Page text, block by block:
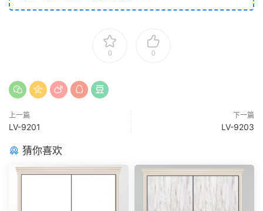
0 0
上一篇
LV-9201
下一篇
LV-9203
猜你喜欢